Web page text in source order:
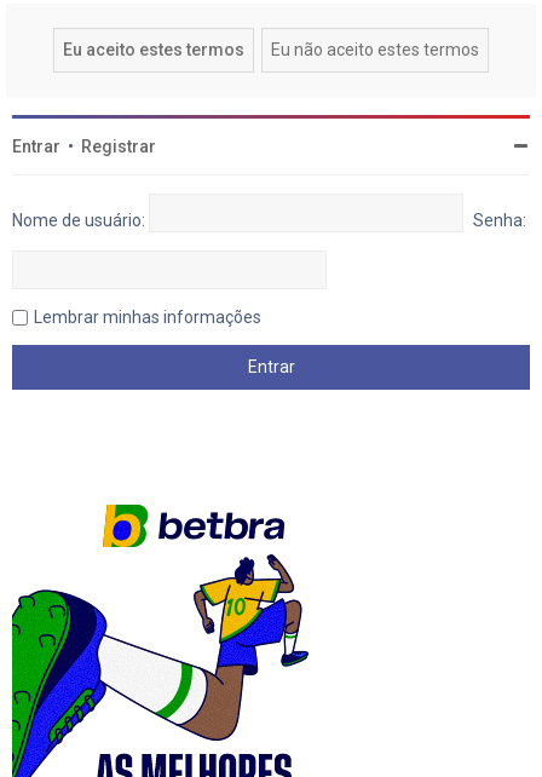
Entrar • Registrar
Nome de usuário: Senha:
Lembrar minhas informações